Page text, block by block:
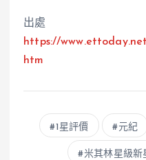
出處
https://
htm
1星評價 元紀
米其林星級新